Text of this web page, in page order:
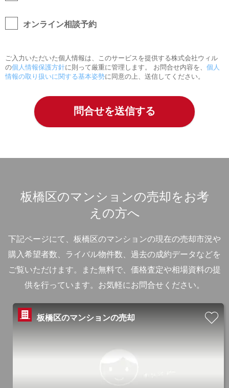
オンライン相談予約
ご入力いただいた個人情報は、このサービスを提供する株式会社ウィル
の個人情報保護方針に則って厳重に管理します。 お問合せ内容を、 個人
情報の取り扱いに関する基本姿勢に同意の上、送信してください。
板橋区のマンションの売却をお考
えの方へ
下記ページにて、板橋区のマンションの現在の売却市況や
購入希望者数、ライバル物件数、過去の成約データなどを
ご覧いただけます。
また無料で、価格査定や相場資料の提
供を行っています。お気軽にお問合せください。
板橋区のマンションの売却